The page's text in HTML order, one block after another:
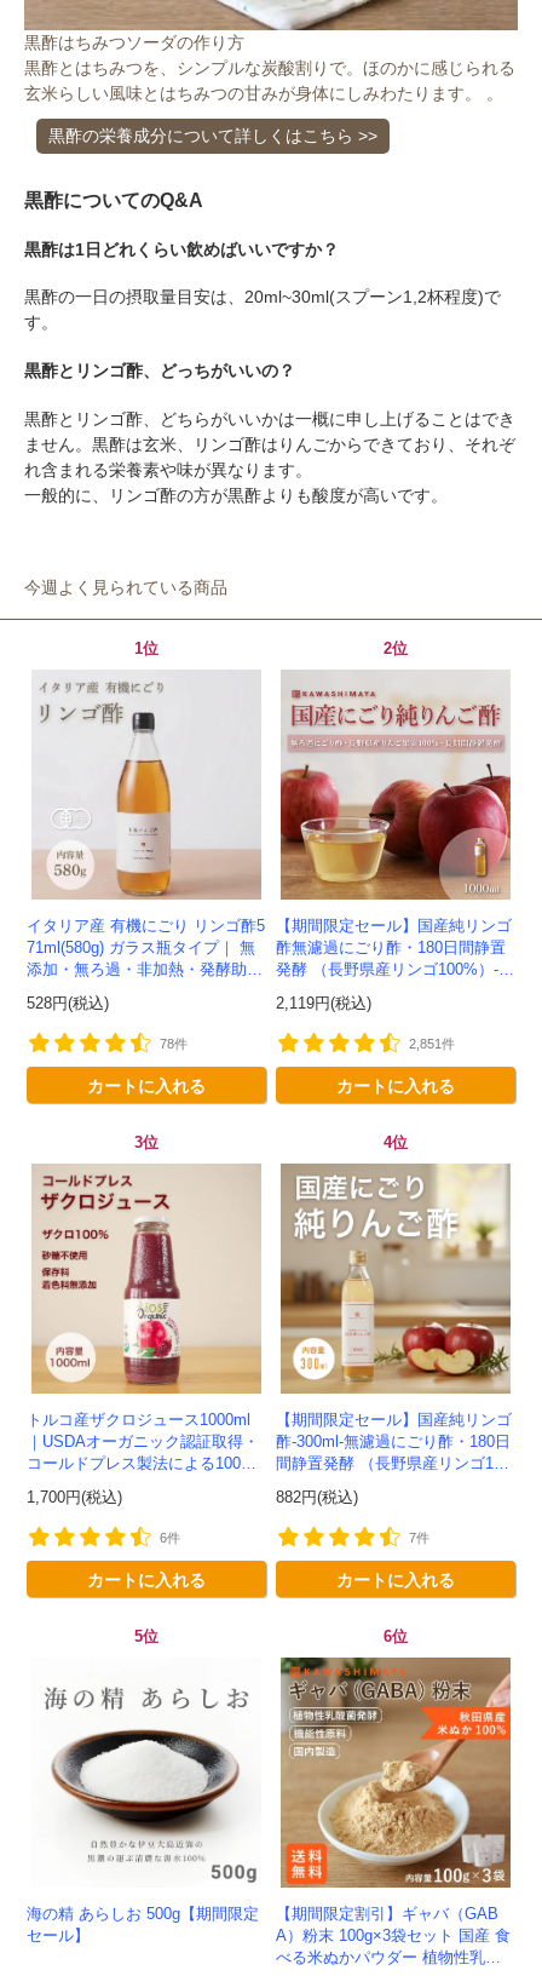
黒酢はちみつソーダの作り方
黒酢とはちみつを、シンプルな炭酸割りで。ほのかに感じられる
玄米らしい風味とはちみつの甘みが身体にしみわたります。 。
黒酢の栄養成分について詳しくはこちら >>
黒酢についてのQ&A
黒酢は1日どれくらい飲めばいいですか？
黒酢の一日の摂取量目安は、20ml~30ml(スプーン1,2杯程度)で
す。
黒酢とリンゴ酢、どっちがいいの？
黒酢とリンゴ酢、どちらがいいかは一概に申し上げることはでき
ません。黒酢は玄米、リンゴ酢はりんごからできており、それぞ
れ含まれる栄養素や味が異なります。
一般的に、リンゴ酢の方が黒酢よりも酸度が高いです。
今週よく見られている商品
1位
イタリア産 有機にごり リンゴ酢5
71ml(580g) ガラス瓶タイプ｜ 無
添加・無ろ過・非加熱・発酵助剤
ー -かわしま屋-
528円(税込)
78件
カートに入れる
2位
【期間限定セール】国産純リンゴ
酢無濾過にごり酢・180日間静置
発酵 （長野県産リンゴ100%）-1
2,119円(税込)
2,851件
カートに入れる
3位
トルコ産ザクロジュース1000ml
｜USDAオーガニック認証取得・
コールドプレス製法による100%
1,700円(税込)
6件
カートに入れる
4位
【期間限定セール】国産純リンゴ
酢-300ml-無濾過にごり酢・180日
間静置発酵 （長野県産リンゴ10
882円(税込)
7件
カートに入れる
5位
海の精 あらしお 500g【期間限定
セール】
6位
【期間限定割引】ギャバ（GAB
A）粉末 100g×3袋セット 国産 食
べる米ぬかパウダー 植物性乳酸
新規会員様限定
今すぐ使える
300円OFFクーポン を
会員登録ありがとうございます！
＼ ご登録の感謝を込めて ／
300
対象者：かわしま屋で初めてお買い物をされる方
利用条件：3,000円以上のお買い物でご利用いただけます
ご利用回数：お一人様1回限り
※他のクーポンとの併用はできません
クーポンのご利用方法はこちら >>